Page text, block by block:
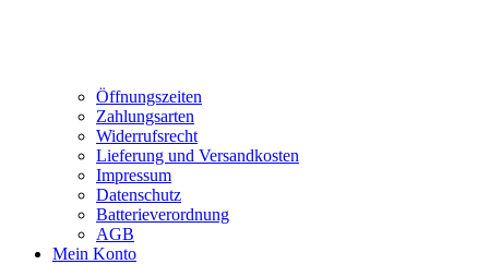
Öffnungszeiten
Zahlungsarten
Widerrufsrecht
Lieferung und Versandkosten
Impressum
Datenschutz
Batterieverordnung
AGB
Mein Konto